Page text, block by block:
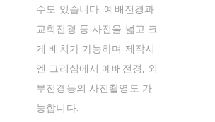
수도 있습니다. 예배전경과
교회전경 등 사진을 넓고 크
게 배치가 가능하며 제작시
엔 그리심에서 예배전경, 외
부전경등의 사진촬영도 가
능합니다.